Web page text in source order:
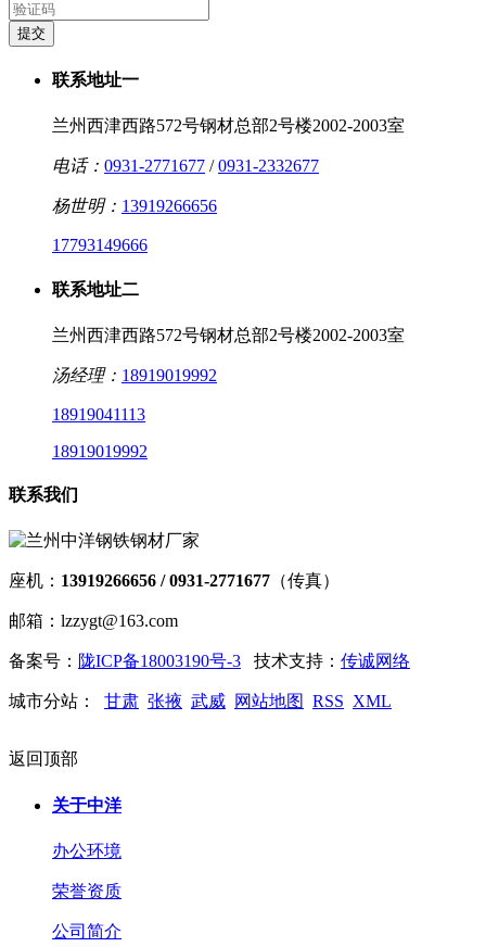
联系地址一
兰州西津西路572号钢材总部2号楼2002-2003室
电话： 0931-2771677 /0931-2332677
杨世明： 13919266656
17793149666
联系地址二
兰州西津西路572号钢材总部2号楼2002-2003室
汤经理： 18919019992
18919041113
18919019992
联系我们
座机： 13919266656 / 0931-2771677 （传真）
邮箱：lzzygt@163.com
备案号： 陇ICP备18003190号-3 技术支持： 传诚网络
城市分站： 甘肃 张掖 武威 网站地图 RSS XML
返回顶部
关于中洋
办公环境
荣誉资质
公司简介